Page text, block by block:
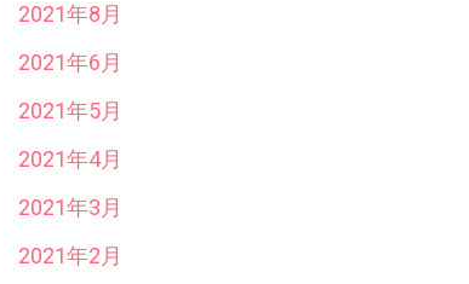
2021年8月
2021年6月
2021年5月
2021年4月
2021年3月
2021年2月